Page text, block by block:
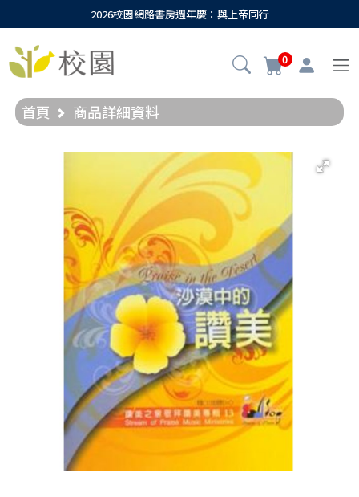
2026校園網路書房週年慶：與上帝同行
0
首頁 商品詳細資料